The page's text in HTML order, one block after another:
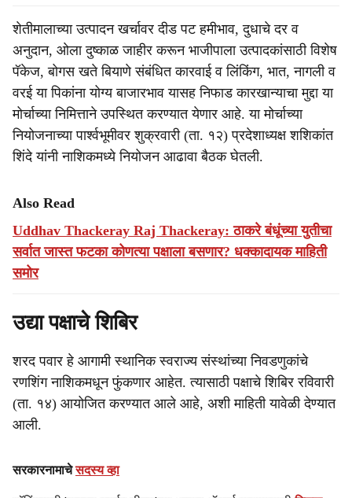
शेतीमालाच्या उत्पादन खर्चावर दीड पट हमीभाव, दुधाचे दर व
अनुदान, ओला दुष्काळ जाहीर करून भाजीपाला उत्पादकांसाठी विशेष
पॅकेज, बोगस खते बियाणे संबंधित कारवाई व लिंकिंग, भात, नागली व
वरई या पिकांना योग्य बाजारभाव यासह निफाड कारखान्याचा मुद्दा या
मोर्चाच्या निमित्ताने उपस्थित करण्यात येणार आहे. या मोर्चाच्या
नियोजनाच्या पार्श्‍वभूमीवर शुक्रवारी (ता. १२) प्रदेशाध्यक्ष शशिकांत
शिंदे यांनी नाशिकमध्ये नियोजन आढावा बैठक घेतली.
Also Read
Uddhav Thackeray Raj Thackeray: ठाकरे बंधूंच्या युतीचा
सर्वात जास्त फटका कोणत्या पक्षाला बसणार? धक्कादायक माहिती
समोर
उद्या पक्षाचे शिबिर
शरद पवार हे आगामी स्थानिक स्वराज्य संस्थांच्या निवडणुकांचे
रणशिंग नाशिकमधून फुंकणार आहेत. त्यासाठी पक्षाचे शिबिर रविवारी
(ता. १४) आयोजित करण्यात आले आहे, अशी माहिती यावेळी देण्यात
आली.
सरकारनामाचेसदस्य व्हा